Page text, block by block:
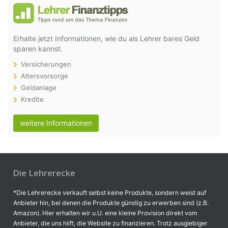
Erhalte jetzt Informationen, wie du als Lehrer bares Geld
sparen kannst.
Versicherungen
Altersvorsorge
Geldanlage
Kredite
weitere Informationen
Die Lehrerecke
*Die Lehrerecke verkauft selbst keine Produkte, sondern weist auf
Anbieter hin, bei denen die Produkte günstig zu erwerben sind (z.B.
Amazon). Hier erhalten wir u.U. eine kleine Provision direkt vom
Anbieter, die uns hilft, die Website zu finanzieren. Trotz ausgiebiger